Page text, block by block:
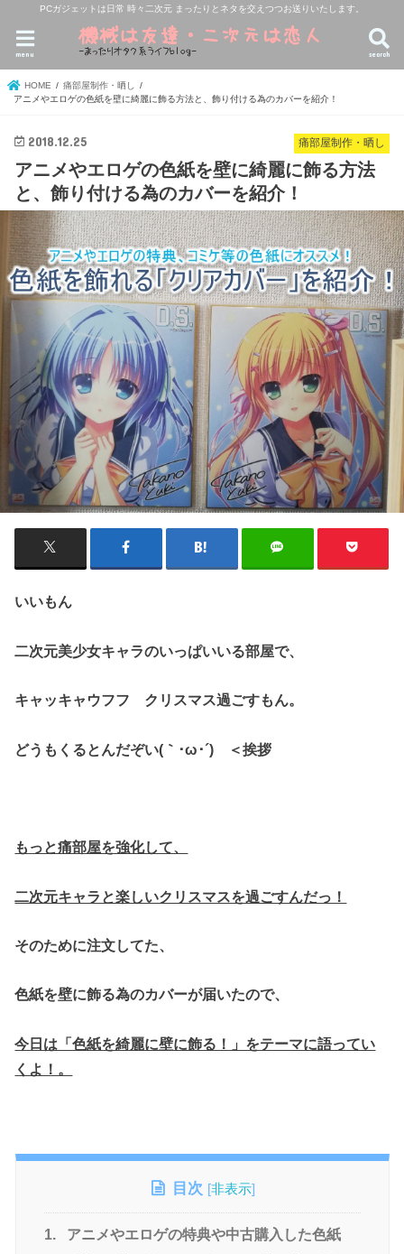
PCガジェットは日常 時々二次元 まったりとネタを交えつつお送りいたします。
search
menu
HOME
痛部屋制作・晒し
アニメやエロゲの色紙を壁に綺麗に飾る方法と、飾り付ける為のカバーを紹介！
痛部屋制作・晒し
2018.12.25
アニメやエロゲの色紙を壁に綺麗に飾る方法
と、飾り付ける為のカバーを紹介！
いいもん
二次元美少女キャラのいっぱいいる部屋で、
キャッキャウフフ クリスマス過ごすもん。
どうもくるとんだぞい(｀･ω･´)ゞ＜挨拶
もっと痛部屋を強化して、
二次元キャラと楽しいクリスマスを過ごすんだっ！
そのために注文してた、
色紙を壁に飾る為のカバーが届いたので、
今日は「色紙を綺麗に壁に飾る！」をテーマに語ってい
くよ！。
目次 [非表示]
1.
アニメやエロゲの特典や中古購入した色紙